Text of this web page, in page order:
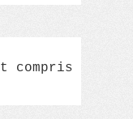
compris